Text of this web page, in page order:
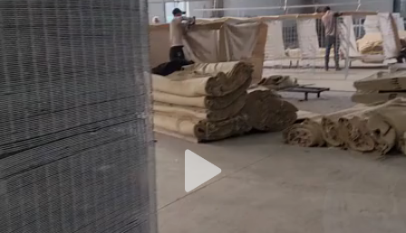
WERKSBESICHTIGUNG
QUALITÄTSKONTROLLE
KONTAKT
MIT
UNS